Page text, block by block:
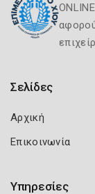
Σελίδες
Αρχική
Επικοινωνία
Υπηρεσίες